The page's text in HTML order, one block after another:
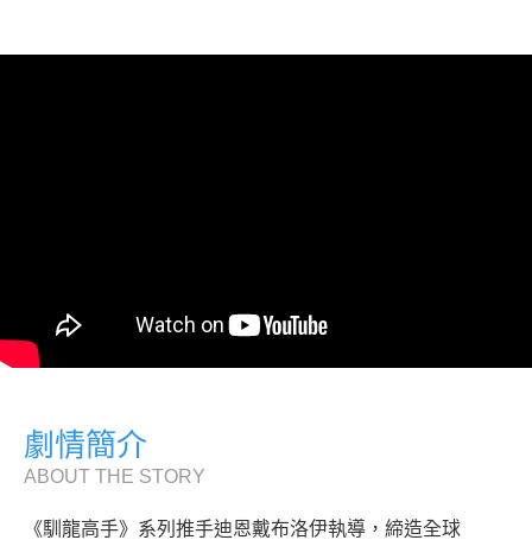
劇情簡介
ABOUT THE STORY
《馴龍高手》系列推手迪恩戴布洛伊執導，締造全球